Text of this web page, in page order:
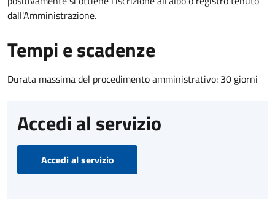
dall'Amministrazione.
Tempi e scadenze
Durata massima del procedimento amministrativo: 30 giorni
Accedi al servizio
Accedi al servizio